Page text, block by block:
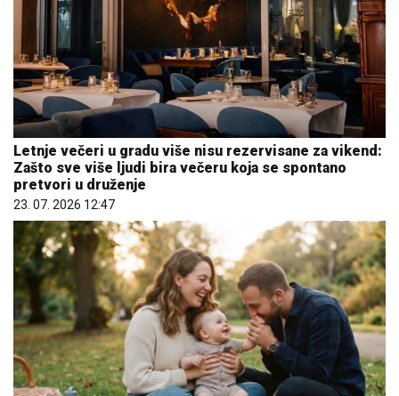
Letnje večeri u gradu više nisu rezervisane za vikend:
Zašto sve više ljudi bira večeru koja se spontano
pretvori u druženje
23. 07. 2026 12:47